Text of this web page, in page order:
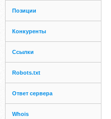
Позиции
Конкуренты
Ссылки
Robots.txt
Ответ сервера
Whois